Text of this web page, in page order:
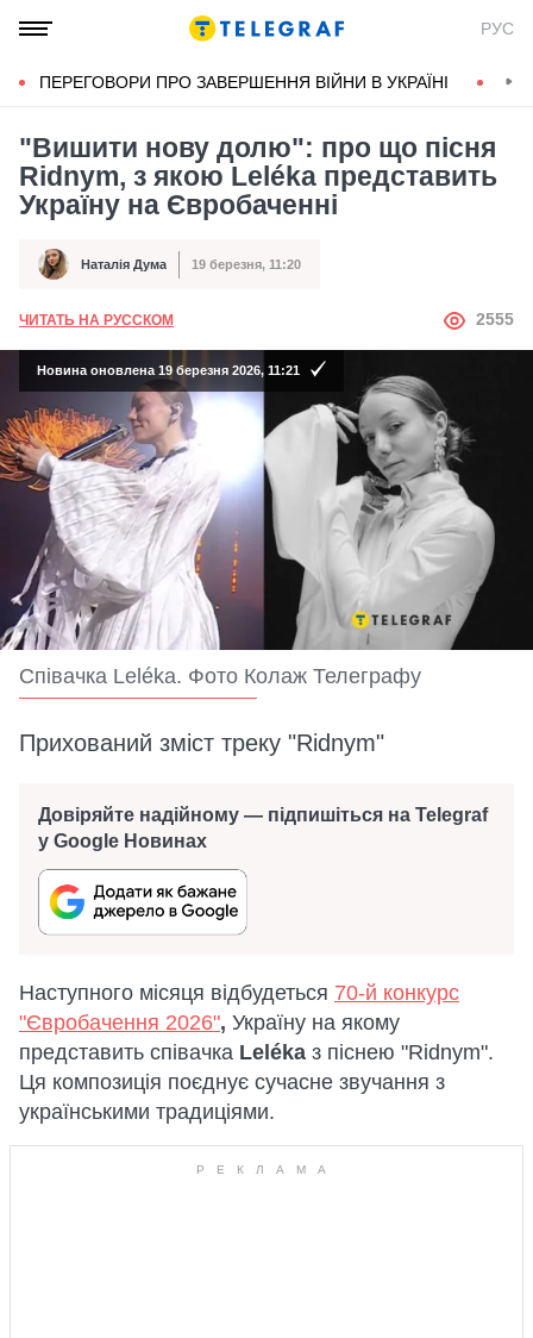
РУС
ПЕРЕГОВОРИ ПРО ЗАВЕРШЕННЯ ВІЙНИ В УКРАЇНІ
"Вишити нову долю": про що пісня
Ridnym, з якою Leléka представить
Україну на Євробаченні
Автор Наталія Дума
Дата публікації 19 березня, 11:20
ЧИТАТЬ НА РУССКОМ АВТОР
2555
Новина оновлена 19 березня 2026, 11:21
Співачка Leléka. Фото Колаж Телеграфу
Прихований зміст треку "Ridnym"
Довіряйте надійному — підпишіться на Telegraf
у Google Новинах
Наступного місяця відбудеться 70-й конкурс
"Євробачення 2026", Україну на якому
представить співачка Leléka з піснею "Ridnym".
Ця композиція поєднує сучасне звучання з
українськими традиціями.